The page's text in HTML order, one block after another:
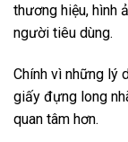
thương hiệu, hình
người tiêu dùng.
Chính vì những lý
giấy đựng long
quan tâm hơn.